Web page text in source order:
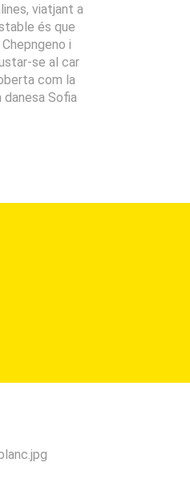
viatjant a
és que
i
se al car
com la
Sofia